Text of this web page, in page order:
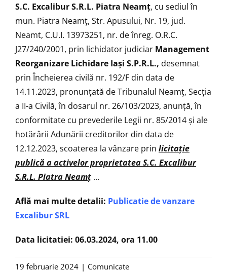
S.C. Excalibur S.R.L. Piatra Neamţ, cu sediul în
mun. Piatra Neamț, Str. Apusului, Nr. 19, jud.
Neamt, C.U.I. 13973251, nr. de înreg. O.R.C.
J27/240/2001, prin lichidator judiciar Management
Reorganizare Lichidare Iaşi S.P.R.L., desemnat
prin Încheierea civilă nr. 192/F din data de
14.11.2023, pronunţată de Tribunalul Neamț, Secţia
a II-a Civilă, în dosarul nr. 26/103/2023, anunţă, în
conformitate cu prevederile Legii nr. 85/2014 şi ale
hotărârii Adunării creditorilor din data de
12.12.2023, scoaterea la vânzare prin licitaţie
publicăa activelor proprietatea S.C. Excalibur
S.R.L. Piatra Neamţ …
Află mai multe detalii: Publicatie de vanzare
Excalibur SRL
Data licitatiei: 06.03.2024, ora 11.00
19 februarie 2024 | Comunicate